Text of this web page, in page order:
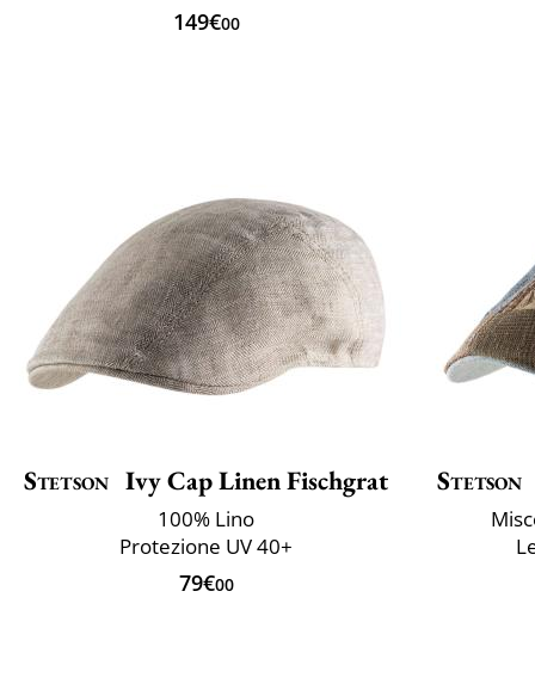
149€00
Stetson Ivy Cap Linen Fischgrat
100% Lino
Protezione UV 40+
79€00
Stetson